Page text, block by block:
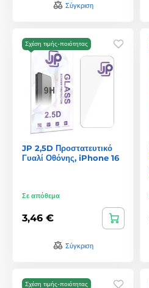
Σύγκριση
Σχέση τιμής-ποιότητας
JP 2,5D Προστατευτικό
Γυαλί Οθόνης, iPhone 16
Σε απόθεμα
3,46 €
Σύγκριση
Σχέση τιμής-ποιότητας